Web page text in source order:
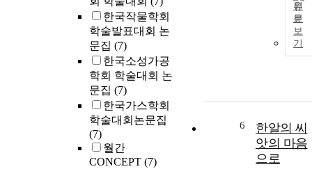
한국작물학회
학술발표대회 논
문집 (7)
한국소성가공
학회 학술대회 논
문집 (7)
한국가스학회
학술대회논문집
(7)
월간
CONCEPT (7)
원
문
보
기
6
한알의 씨
앗의 마음
으로